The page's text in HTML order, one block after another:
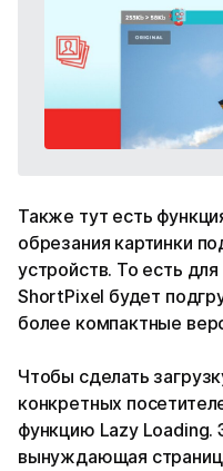
Также тут есть
обрезания картинки
устройств. То есть
ShortPixel будет
более компактные
Чтобы сделать
конкретных
функцию Lazy Loading.
вынуждающая